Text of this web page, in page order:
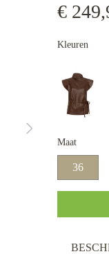
€
Kleuren
Maat
36